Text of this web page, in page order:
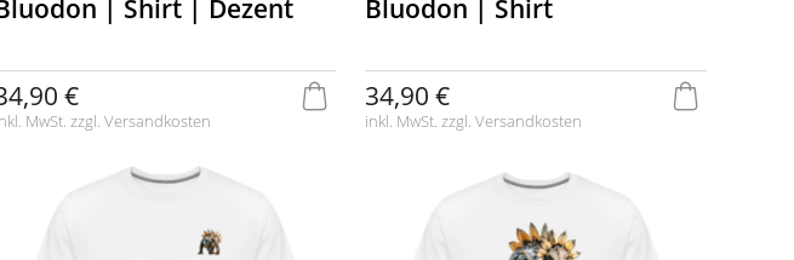
| Shirt | Dezent
€
MwSt. zzgl. Versandkosten
Bluodon | Shirt
34,90 €
inkl. MwSt. zzgl. Versandkosten